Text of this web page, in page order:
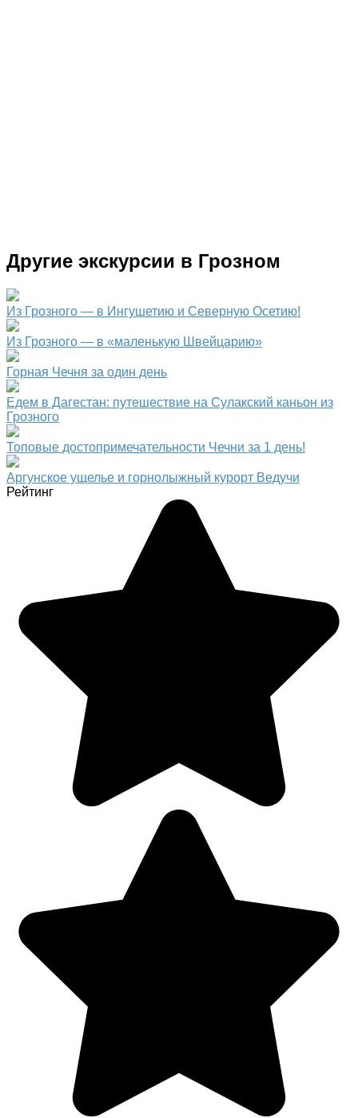
Другие экскурсии в Грозном
Из Грозного — в Ингушетию и Северную Осетию!
Из Грозного — в «маленькую Швейцарию»
Горная Чечня за один день
Едем в Дагестан: путешествие на Сулакский каньон из
Грозного
Топовые достопримечательности Чечни за 1 день!
Аргунское ущелье и горнолыжный курорт Ведучи
Рейтинг